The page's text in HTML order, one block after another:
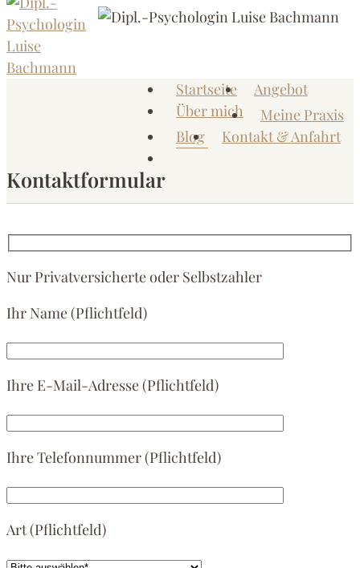
Zum
Inhalt
springen
Dipl.-
Psychologin
Luise
Bachmann
und
Coaching
Krefeld.
Psychotherapeutin
Fachkunde
Verhaltenstherapie.
Startseite
Angebot
Über mich
Meine Praxis
Blog
Kontakt & Anfahrt
Kontaktformular
Nur Privatversicherte oder Selbstzahler
Ihr Name (Pflichtfeld)
Ihre E-Mail-Adresse (Pflichtfeld)
Ihre Telefonnummer (Pflichtfeld)
Art (Pflichtfeld)